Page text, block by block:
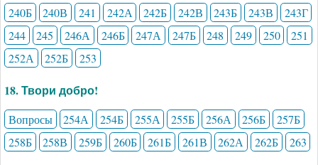
240Б
240В 241 242А 242Б 242В 243Б 243В
243Г
244
245 246А 246Б 247А 247Б 248 249 250
251
252А
252Б 253
18. Твори добро!
Вопросы 254А 254Б 255А 255Б 256А 256Б
257Б
258Б
258В 259Б 260Б 261Б 261В 262А 262Б 263